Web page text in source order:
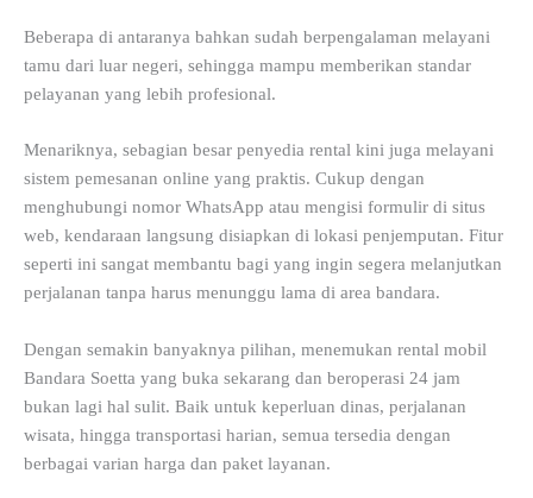
Beberapa di antaranya bahkan sudah berpengalaman melayani
tamu dari luar negeri, sehingga mampu memberikan standar
pelayanan yang lebih profesional.
Menariknya, sebagian besar penyedia rental kini juga melayani
sistem pemesanan online yang praktis. Cukup dengan
menghubungi nomor WhatsApp atau mengisi formulir di situs
web, kendaraan langsung disiapkan di lokasi penjemputan. Fitur
seperti ini sangat membantu bagi yang ingin segera melanjutkan
perjalanan tanpa harus menunggu lama di area bandara.
Dengan semakin banyaknya pilihan, menemukan rental mobil
Bandara Soetta yang buka sekarang dan beroperasi 24 jam
bukan lagi hal sulit. Baik untuk keperluan dinas, perjalanan
wisata, hingga transportasi harian, semua tersedia dengan
berbagai varian harga dan paket layanan.